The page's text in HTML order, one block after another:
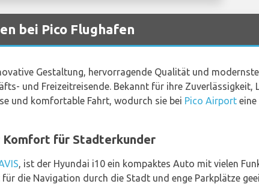
bei Pico Flughafen
Gestaltung, hervorragende Qualität und
und Freizeitreisende. Bekannt für ihre
und komfortable Fahrt, wodurch sie bei Pico Airport
Komfort für Stadterkunder
, ist der Hyundai i10 ein kompaktes Auto mit vielen
die Navigation durch die Stadt und enge Parkplätze